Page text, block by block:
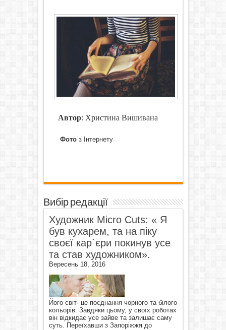
Автор: Христина Вишивана
Фотоз Інтернету
Вибір редакції
Художник Micro Cuts: « Я
був кухарем, та на піку
своєї кар`єри покинув усе
та став художником».
Вересень 18, 2016
Його світ- це поєднання чорного та білого
кольорів. Завдяки цьому, у своїх роботах
він відкидає усе зайве та залишає саму
суть. Переїхавши з Запоріжжя до